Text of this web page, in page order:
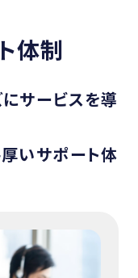
体制
サービスを導
いサポート体